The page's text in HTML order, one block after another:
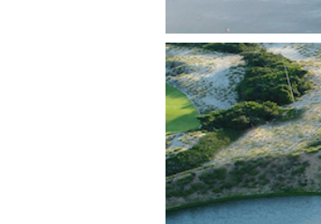
↓
숙소 이동
↓
프리타임
4일차
▶조식 후 체크아웃
↓
KN 골프장 이동